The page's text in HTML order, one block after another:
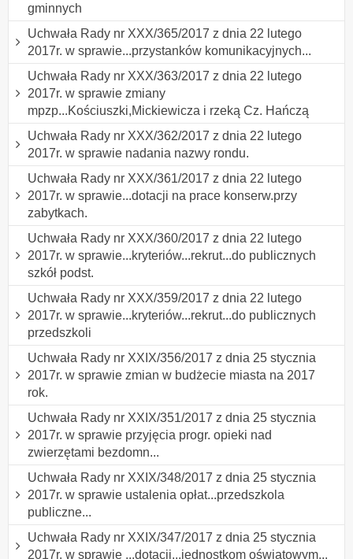
gminnych
Uchwała Rady nr XXX/365/2017 z dnia 22 lutego
2017r. w sprawie...przystanków komunikacyjnych...
Uchwała Rady nr XXX/363/2017 z dnia 22 lutego
2017r. w sprawie zmiany
mpzp...Kościuszki,Mickiewicza i rzeką Cz. Hańczą
Uchwała Rady nr XXX/362/2017 z dnia 22 lutego
2017r. w sprawie nadania nazwy rondu.
Uchwała Rady nr XXX/361/2017 z dnia 22 lutego
2017r. w sprawie...dotacji na prace konserw.przy
zabytkach.
Uchwała Rady nr XXX/360/2017 z dnia 22 lutego
2017r. w sprawie...kryteriów...rekrut...do publicznych
szkół podst.
Uchwała Rady nr XXX/359/2017 z dnia 22 lutego
2017r. w sprawie...kryteriów...rekrut...do publicznych
przedszkoli
Uchwała Rady nr XXIX/356/2017 z dnia 25 stycznia
2017r. w sprawie zmian w budżecie miasta na 2017
rok.
Uchwała Rady nr XXIX/351/2017 z dnia 25 stycznia
2017r. w sprawie przyjęcia progr. opieki nad
zwierzętami bezdomn...
Uchwała Rady nr XXIX/348/2017 z dnia 25 stycznia
2017r. w sprawie ustalenia opłat...przedszkola
publiczne...
Uchwała Rady nr XXIX/347/2017 z dnia 25 stycznia
2017r. w sprawie ...dotacji...jednostkom oświatowym...